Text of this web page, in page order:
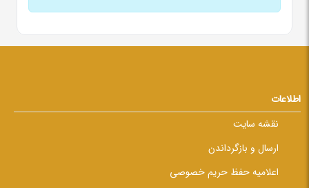
اطلاعات
نقشه سایت
ارسال و بازگرداندن
اعلامیه حفظ حریم خصوصی